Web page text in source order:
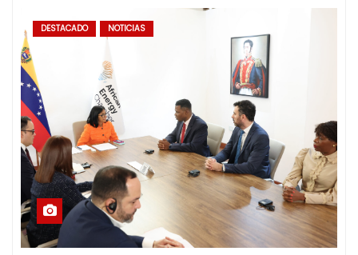
DESTACADO NOTICIAS